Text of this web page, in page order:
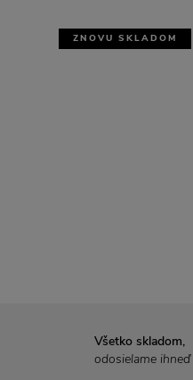
ZNOVU SKLADOM
Všetko skladom,
odosielame ihneď